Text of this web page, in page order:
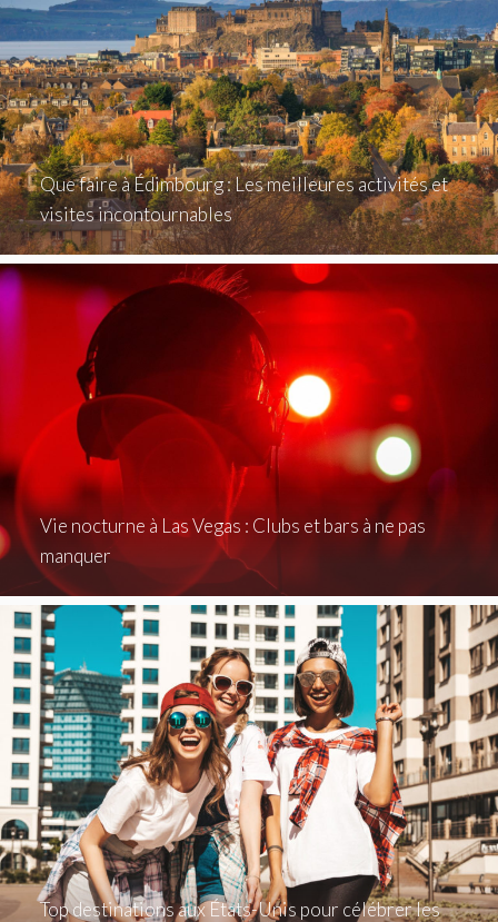
Que faire à Édimbourg : Les meilleures activités et
visites incontournables
Vie nocturne à Las Vegas : Clubs et bars à ne pas
manquer
Top destinations aux États-Unis pour célébrer les